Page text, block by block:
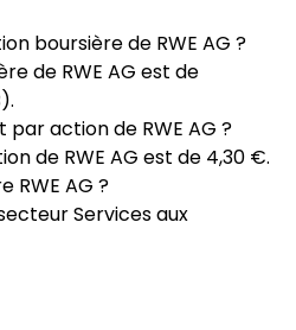
boursière de RWE AG ?
de RWE AG est de
action de RWE AG ?
de RWE AG est de 4,30 €.
RWE AG ?
Services aux